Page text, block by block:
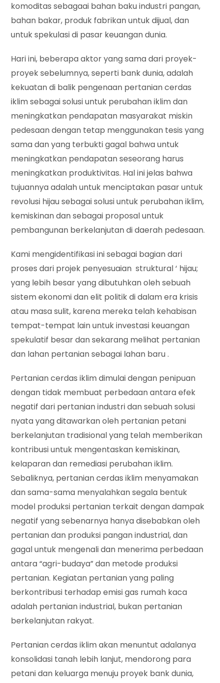
komoditas sebagaai bahan baku industri pangan,
bahan bakar, produk fabrikan untuk dijual, dan
untuk spekulasi di pasar keuangan dunia.
Hari ini, beberapa aktor yang sama dari proyek-
proyek sebelumnya, seperti bank dunia, adalah
kekuatan di balik pengenaan pertanian cerdas
iklim sebagai solusi untuk perubahan iklim dan
meningkatkan pendapatan masyarakat miskin
pedesaan dengan tetap menggunakan tesis yang
sama dan yang terbukti gagal bahwa untuk
meningkatkan pendapatan seseorang harus
meningkatkan produktivitas. Hal ini jelas bahwa
tujuannya adalah untuk menciptakan pasar untuk
revolusi hijau sebagai solusi untuk perubahan iklim,
kemiskinan dan sebagai proposal untuk
pembangunan berkelanjutan di daerah pedesaan.
Kami mengidentifikasi ini sebagai bagian dari
proses dari projek penyesuaian struktural ‘ hijau;
yang lebih besar yang dibutuhkan oleh sebuah
sistem ekonomi dan elit politik di dalam era krisis
atau masa sulit, karena mereka telah kehabisan
tempat-tempat lain untuk investasi keuangan
spekulatif besar dan sekarang melihat pertanian
dan lahan pertanian sebagai lahan baru .
Pertanian cerdas iklim dimulai dengan penipuan
dengan tidak membuat perbedaan antara efek
negatif dari pertanian industri dan sebuah solusi
nyata yang ditawarkan oleh pertanian petani
berkelanjutan tradisional yang telah memberikan
kontribusi untuk mengentaskan kemiskinan,
kelaparan dan remediasi perubahan iklim.
Sebaliknya, pertanian cerdas iklim menyamakan
dan sama-sama menyalahkan segala bentuk
model produksi pertanian terkait dengan dampak
negatif yang sebenarnya hanya disebabkan oleh
pertanian dan produksi pangan industrial, dan
gagal untuk mengenali dan menerima perbedaan
antara “agri-budaya” dan metode produksi
pertanian. Kegiatan pertanian yang paling
berkontribusi terhadap emisi gas rumah kaca
adalah pertanian industrial, bukan pertanian
berkelanjutan rakyat.
Pertanian cerdas iklim akan menuntut adalanya
konsolidasi tanah lebih lanjut, mendorong para
petani dan keluarga menuju proyek bank dunia,